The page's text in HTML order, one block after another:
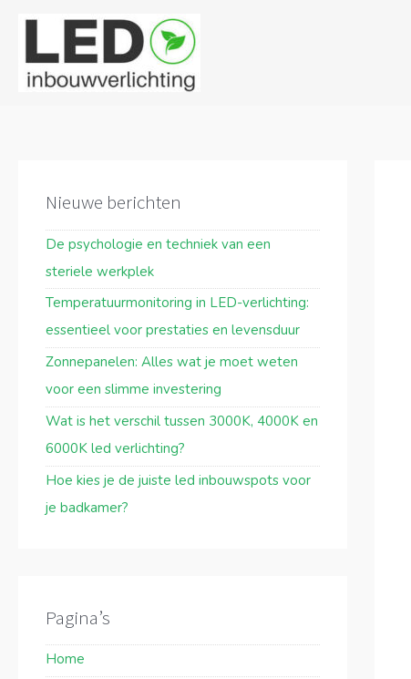
inhoud
Nieuwe berichten
De psychologie en techniek van een
steriele werkplek
Temperatuurmonitoring in LED-verlichting:
essentieel voor prestaties en levensduur
Zonnepanelen: Alles wat je moet weten
voor een slimme investering
Wat is het verschil tussen 3000K, 4000K en
6000K led verlichting?
Hoe kies je de juiste led inbouwspots voor
je badkamer?
Pagina’s
Home